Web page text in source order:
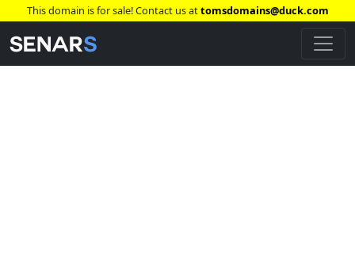
This domain is for sale! Contact us attomsdomains@duck.com